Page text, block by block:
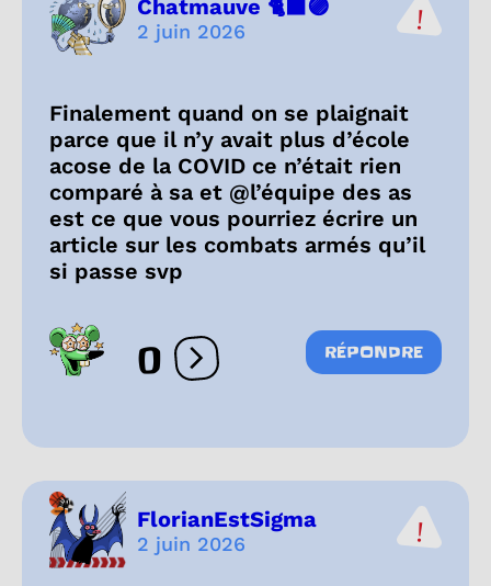
Chatmauve 🐈‍⬛🟣
2 juin 2026
Finalement quand on se plaignait
parce que il n’y avait plus d’école
acose de la COVID ce n’était rien
comparé à sa et @l’équipe des as
est ce que vous pourriez écrire un
article sur les combats armés qu’il
si passe svp
0 Ouvrir les réactions
RÉPONDRE
FlorianEstSigma
2 juin 2026